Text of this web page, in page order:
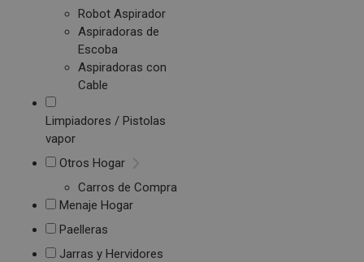
Robot Aspirador
Aspiradoras de
Escoba
Aspiradoras con
Cable
Limpiadores / Pistolas
vapor
Otros Hogar
Carros de Compra
Menaje Hogar
Paelleras
Jarras y Hervidores